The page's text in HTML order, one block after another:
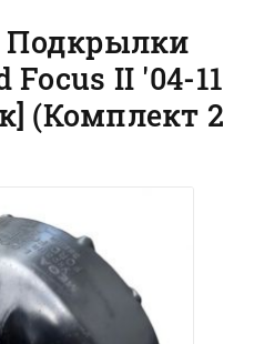
Подкрылки
Focus II '04-11
(Комплект 2